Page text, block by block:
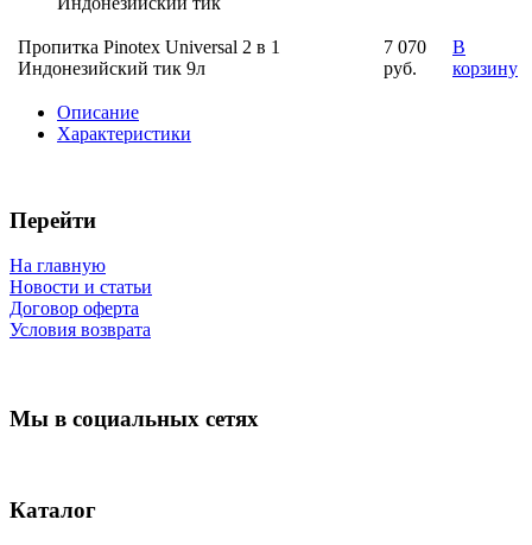
Пропитка Pinotex Universal 2 в 1
Индонезийский тик 9л
7 070
руб.
В
корзину
Описание
Характеристики
Перейти
На главную
Новости и статьи
Договор оферта
Условия возврата
Мы в социальных сетях
Каталог